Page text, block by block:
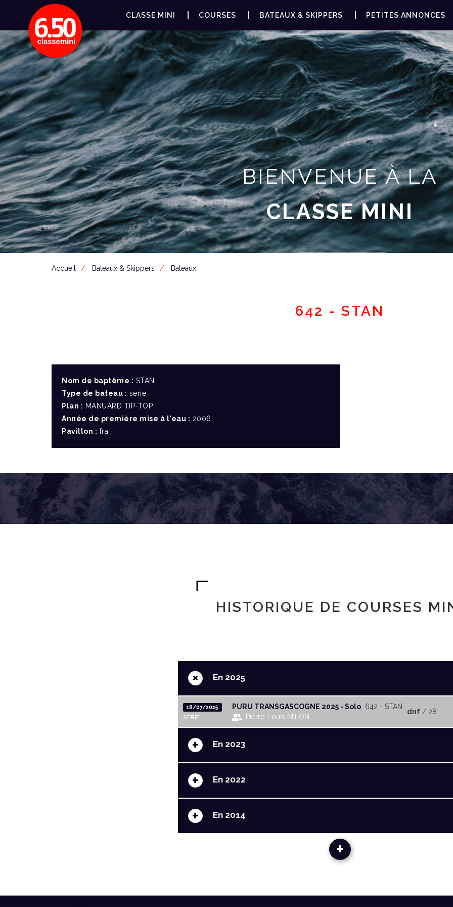
CLASSE MINI COURSES BATEAUX & SKIPPERS PETITES ANNONCES
BIENVENUE À LA
CLASSE MINI
Accueil
Bateaux & Skippers Bateaux
642 - STAN
Nom de baptême : STAN
Type de bateau : serie
Plan : MANUARD TIP-TOP
Année de première mise à l'eau : 2006
Pavillon : fra
HISTORIQUE DE COURSES
+ En 2025
18/07/2025
SERIE
PURU TRANSGASCOGNE 2025 - Solo 642 - STAN
Pierre-Louis MILON
dnf / 28
+ En 2023
+ En 2022
+ En 2014
+